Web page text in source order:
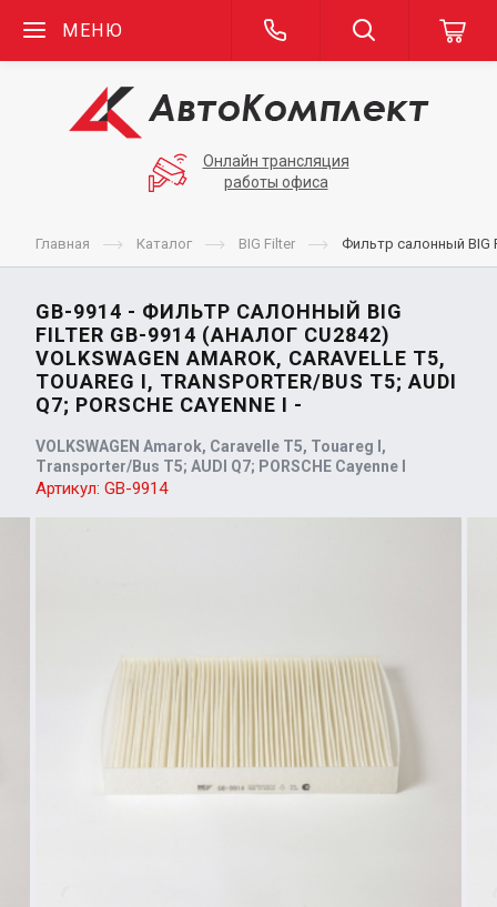
МЕНЮ
Онлайн трансляция
работы офиса
Главная Каталог BIG Filter Фильтр салонный BIG
GB-9914 - ФИЛЬТР САЛОННЫЙ BIG
FILTER GB-9914 (АНАЛОГ CU2842)
VOLKSWAGEN AMAROK, CARAVELLE T5,
TOUAREG I, TRANSPORTER/BUS T5; AUDI
Q7; PORSCHE CAYENNE I -
VOLKSWAGEN Amarok, Caravelle T5, Touareg I,
Transporter/Bus T5; AUDI Q7; PORSCHE Cayenne I
Артикул: GB-9914